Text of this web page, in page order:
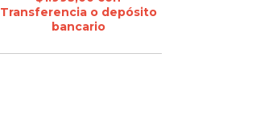
Transferencia o depósito
bancario